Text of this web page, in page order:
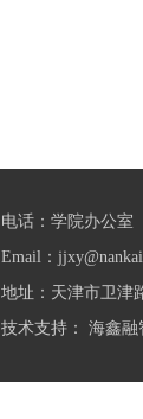
电话：学院办公室
Email：
地址：天津市卫津
技术支持： 海鑫融